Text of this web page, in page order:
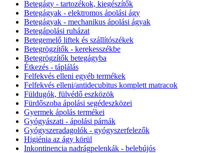
Betegágy - tartozékok, kiegészítők
Betegágyak - elektromos ápolási ágy
Betegágyak - mechanikus ápolási ágyak
Betegápolási ruházat
Betegemelő liftek és szállítószékek
Betegrögzítők - kerekesszékbe
Betegrögzítők betegágyba
Étkezés - táplálás
Felfekvés elleni egyéb termékek
Felfekvés elleni/antidecubitus komplett matracok
Füldugók, fülvédő eszközök
Fürdőszoba ápolási segédeszközei
Gyermek ápolás termékei
Gyógyászati - ápolási párnák
Gyógyszeradagolók - gyógyszerfelezők
Higiénia az ágy körül
Inkontinencia nadrágpelenkák - belebújós